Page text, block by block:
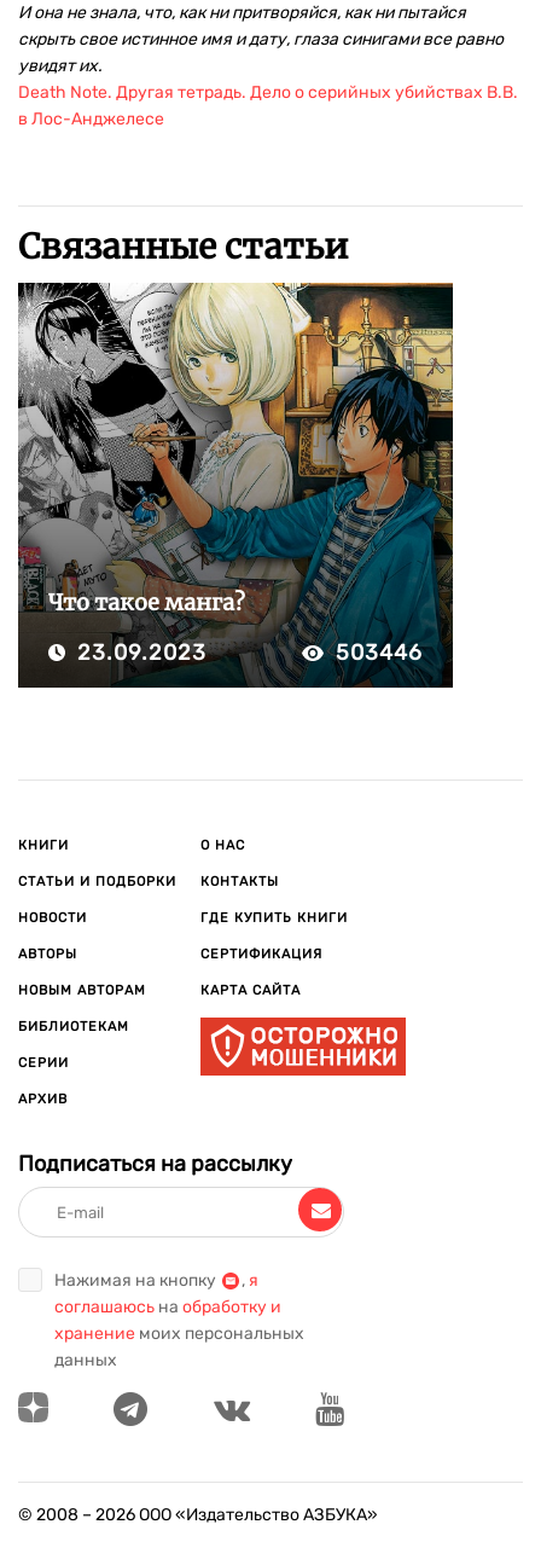
И она не знала, что, как ни притворяйся, как ни пытайся
скрыть свое истинное имя и дату, глаза синигами все равно
увидят их.
Death Note. Другая тетрадь. Дело о серийных убийствах B.B.
в Лос-Анджелесе
Связанные статьи
Что такое манга?
23.09.2023 503446
КНИГИ
СТАТЬИ И ПОДБОРКИ
НОВОСТИ
АВТОРЫ
НОВЫМ АВТОРАМ
БИБЛИОТЕКАМ
СЕРИИ
АРХИВ
О НАС
КОНТАКТЫ
ГДЕ КУПИТЬ КНИГИ
СЕРТИФИКАЦИЯ
КАРТА САЙТА
Подписаться на рассылку
Нажимая на кнопку , я
соглашаюсь на обработку и
хранение моих персональных
данных
© 2008 – 2026ООО «Издательство АЗБУКА»